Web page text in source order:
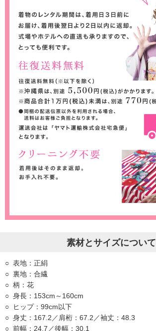
素材とサイズについて
表地：正絹
裏地：合繊
柄：花
身長：153cm～160cm
ヒップ：99cm以下
身丈：167.2／肩桁：67.2／袖丈：48.3
前幅：24.7／後幅：30.1